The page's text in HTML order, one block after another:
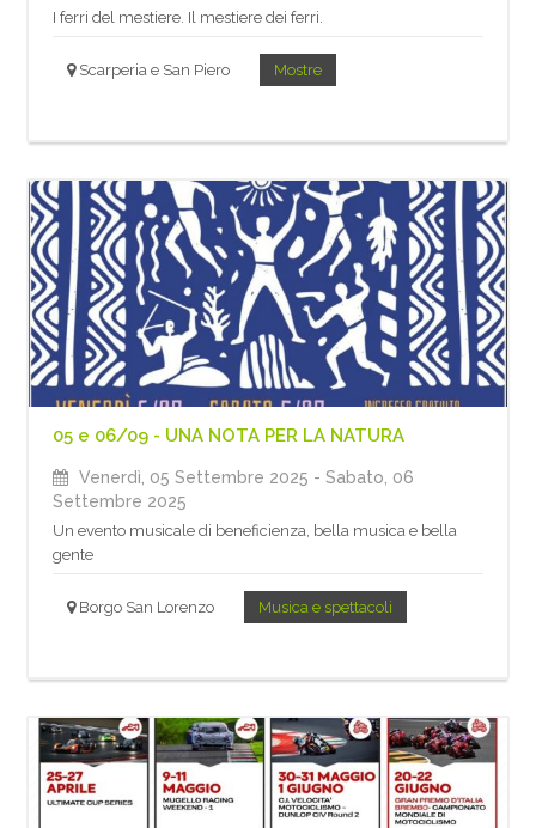
I ferri del mestiere. Il mestiere dei ferri.
Scarperia e San Piero Mostre
05 e 06/09 - UNA NOTA PER LA NATURA
Venerdì, 05 Settembre 2025 - Sabato, 06
Settembre 2025
Un evento musicale di beneficienza, bella musica e bella
gente
Borgo San Lorenzo Musica e spettacoli